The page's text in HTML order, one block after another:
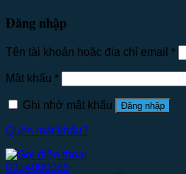
Đăng nhập
Tên tài khoản hoặc địa chỉ email *
Mật khẩu *
Ghi nhớ mật khẩu Đăng nhập
Quên mật khẩu?
0914000065